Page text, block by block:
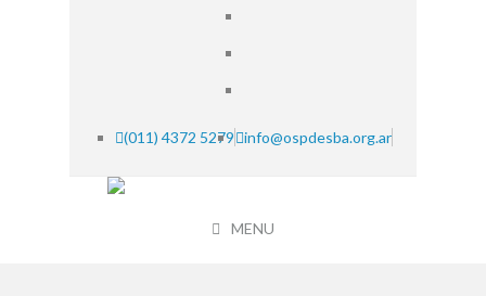
(011) 4372 5279 info@ospdesba.org.ar
MENU